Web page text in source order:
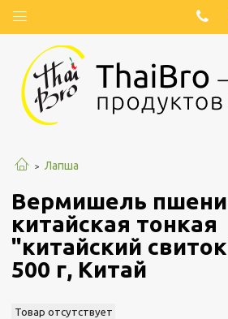
Лапша
Вермишель
китайская тонкая
"китайский
500 г, Китай
Товар отсутствует